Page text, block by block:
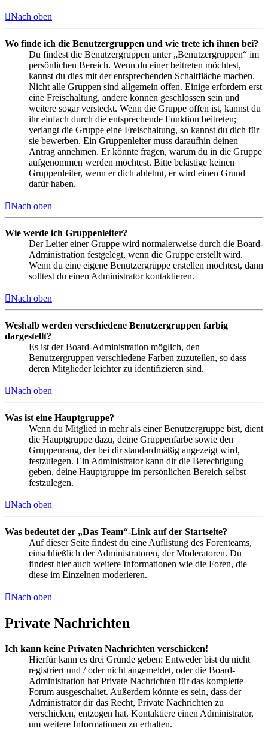
Nach oben
Wo finde ich die Benutzergruppen und wie trete ich ihnen bei?
Du findest die Benutzergruppen unter „Benutzergruppen“ im
persönlichen Bereich. Wenn du einer beitreten möchtest,
kannst du dies mit der entsprechenden Schaltfläche machen.
Nicht alle Gruppen sind allgemein offen. Einige erfordern erst
eine Freischaltung, andere können geschlossen sein und
weitere sogar versteckt. Wenn die Gruppe offen ist, kannst du
ihr einfach durch die entsprechende Funktion beitreten;
verlangt die Gruppe eine Freischaltung, so kannst du dich für
sie bewerben. Ein Gruppenleiter muss daraufhin deinen
Antrag annehmen. Er könnte fragen, warum du in die Gruppe
aufgenommen werden möchtest. Bitte belästige keinen
Gruppenleiter, wenn er dich ablehnt, er wird einen Grund
dafür haben.
Nach oben
Wie werde ich Gruppenleiter?
Der Leiter einer Gruppe wird normalerweise durch die Board-
Administration festgelegt, wenn die Gruppe erstellt wird.
Wenn du eine eigene Benutzergruppe erstellen möchtest, dann
solltest du einen Administrator kontaktieren.
Nach oben
Weshalb werden verschiedene Benutzergruppen farbig
dargestellt?
Es ist der Board-Administration möglich, den
Benutzergruppen verschiedene Farben zuzuteilen, so dass
deren Mitglieder leichter zu identifizieren sind.
Nach oben
Was ist eine Hauptgruppe?
Wenn du Mitglied in mehr als einer Benutzergruppe bist, dient
die Hauptgruppe dazu, deine Gruppenfarbe sowie den
Gruppenrang, der bei dir standardmäßig angezeigt wird,
festzulegen. Ein Administrator kann dir die Berechtigung
geben, deine Hauptgruppe im persönlichen Bereich selbst
festzulegen.
Nach oben
Was bedeutet der „Das Team“-Link auf der Startseite?
Auf dieser Seite findest du eine Auflistung des Forenteams,
einschließlich der Administratoren, der Moderatoren. Du
findest hier auch weitere Informationen wie die Foren, die
diese im Einzelnen moderieren.
Nach oben
Private Nachrichten
Ich kann keine Privaten Nachrichten verschicken!
Hierfür kann es drei Gründe geben: Entweder bist du nicht
registriert und / oder nicht angemeldet, oder die Board-
Administration hat Private Nachrichten für das komplette
Forum ausgeschaltet. Außerdem könnte es sein, dass der
Administrator dir das Recht, Private Nachrichten zu
verschicken, entzogen hat. Kontaktiere einen Administrator,
um weitere Informationen zu erhalten.